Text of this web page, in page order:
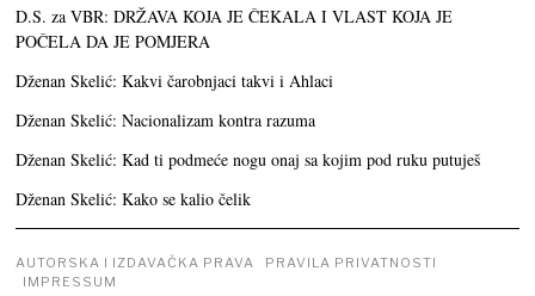
D.S. za VBR: DRŽAVA KOJA JE ČEKALA I VLAST KOJA JE
POČELA DA JE POMJERA
Dženan Skelić: Kakvi čarobnjaci takvi i Ahlaci
Dženan Skelić: Nacionalizam kontra razuma
Dženan Skelić: Kad ti podmeće nogu onaj sa kojim pod ruku putuješ
Dženan Skelić: Kako se kalio čelik
AUTORSKA I IZDAVAČKA PRAVA
PRAVILA PRIVATNOSTI
IMPRESSUM